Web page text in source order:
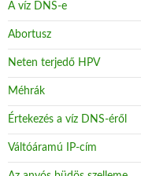
A víz DNS-e
Abortusz
Neten terjedő HPV
Méhrák
Értekezés a víz DNS-éről
Váltóáramú IP-cím